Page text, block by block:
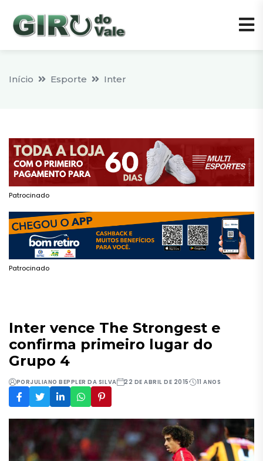
Início Esporte Inter
Patrocinado
Patrocinado
Inter vence The Strongest e
confirma primeiro lugar do
Grupo 4
PORJULIANO BEPPLER DA SILVA 22 DE ABRIL DE 2015 11 ANOS